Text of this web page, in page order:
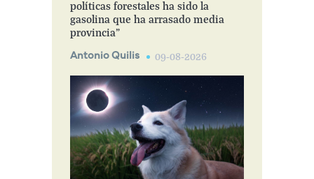
políticas forestales ha sido la
gasolina que ha arrasado media
provincia"
Antonio Quilis 09-08-2026